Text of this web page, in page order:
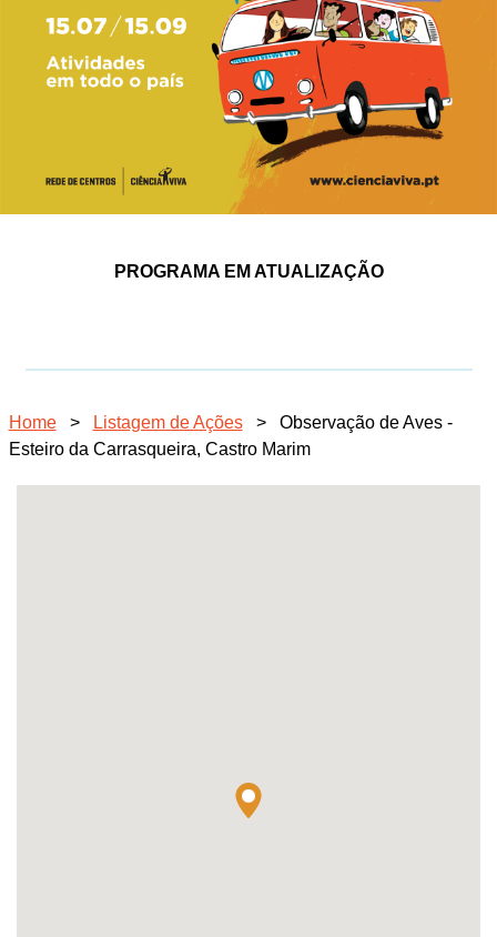
PROGRAMA EM ATUALIZAÇÃO
Home > Listagem de Ações >
Observação de Aves -
Esteiro da Carrasqueira, Castro Marim